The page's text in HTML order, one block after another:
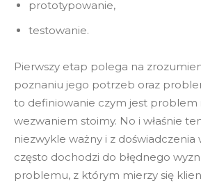
prototypowanie,
testowanie.
Pierwszy etap polega na
poznaniu jego potrzeb oraz
to definiowanie czym jest problem
wezwaniem stoimy. No i właśnie
niezwykle ważny i z doświadczenia
często dochodzi do błędnego
problemu, z którym mierzy się